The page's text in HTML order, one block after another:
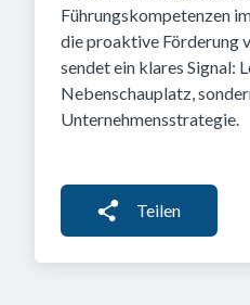
Führungskompetenzen
die proaktive Förderung
sendet ein klares Signal:
Nebenschauplatz,
Unternehmensstrategie.
Teilen